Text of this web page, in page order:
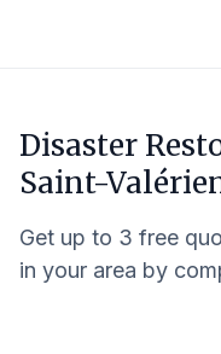
Disaster
Saint-
Get up to 3 free
in your area by